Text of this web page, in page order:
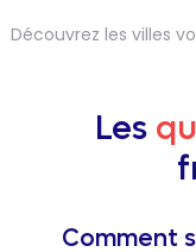
Découvrez les villes
Les
Comment